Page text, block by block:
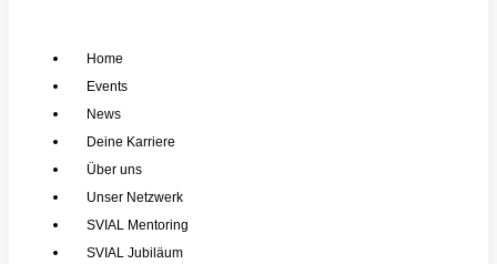
Home
Events
News
Deine Karriere
Über uns
Unser Netzwerk
SVIAL Mentoring
SVIAL Jubiläum